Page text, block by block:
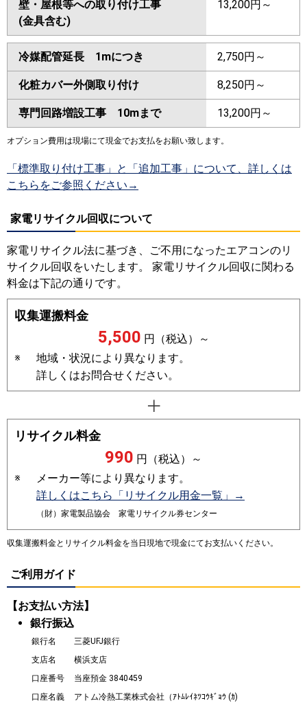
壁・屋根等への取り付け工事
(金具含む)
13,200円～
冷媒配管延長 1mにつき 2,750円～
化粧カバー外側取り付け 8,250円～
専門回路増設工事 10mまで 13,200円～
オプション費用は現場にて現金でお支払をお願い致します。
「標準取り付け工事」と「追加工事」について、詳しくは
こちらをご参照ください→
家電リサイクル回収について
家電リサイクル法に基づき、ご不用になったエアコンのリ
サイクル回収をいたします。 家電リサイクル回収に関わる
料金は下記の通りです。
収集運搬料金
5,500 円（税込）～
※
地域・状況により異なります。
詳しくはお問合せください。
リサイクル料金
990 円（税込）～
※
メーカー等により異なります。
詳しくはこちら「リサイクル用金一覧」→
（財）家電製品協会 家電リサイクル券センター
収集運搬料金とリサイクル料金を当日現地で現金にてお支払いください。
ご利用ガイド
【お支払い方法】
銀行振込
銀行名
三菱UFJ銀行
支店名
横浜支店
口座番号
当座預金 3840459
口座名義
アトム冷熱工業株式会社（ｱﾄﾑﾚｲﾈﾂｺｳｷﾞｮｳ (ｶ)